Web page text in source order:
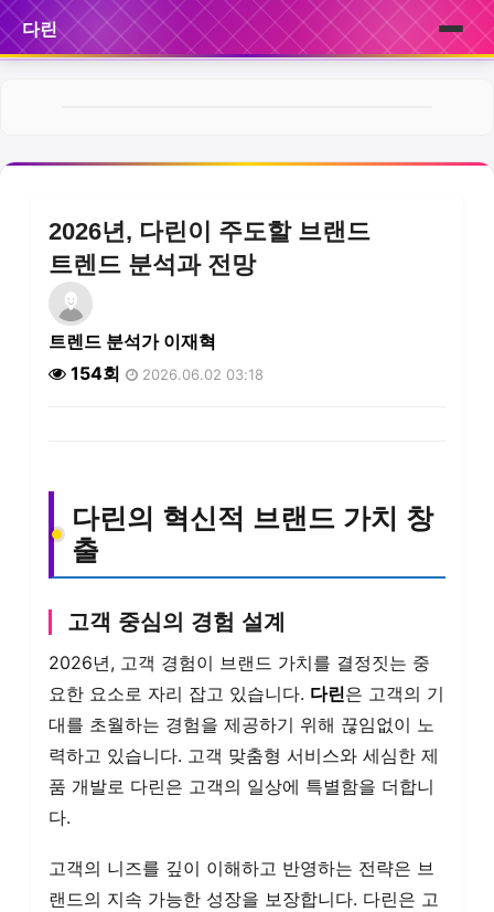
다린
서비스
후기
2026년, 다린이 주도할 브랜드
트렌드 분석과 전망
트렌드 분석가 이재혁
154회
2026.06.02 03:18
다린의 혁신적 브랜드 가치 창
출
고객 중심의 경험 설계
2026년, 고객 경험이 브랜드 가치를 결정짓는 중
요한 요소로 자리 잡고 있습니다. 다린은 고객의 기
대를 초월하는 경험을 제공하기 위해 끊임없이 노
력하고 있습니다. 고객 맞춤형 서비스와 세심한 제
품 개발로 다린은 고객의 일상에 특별함을 더합니
다.
고객의 니즈를 깊이 이해하고 반영하는 전략은 브
랜드의 지속 가능한 성장을 보장합니다. 다린은 고